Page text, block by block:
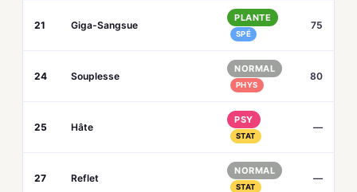
21 Giga-Sangsue
PLANTE
SPÉ
75
24 Souplesse
NORMAL
PHYS
80
25 Hâte
PSY
STAT
—
27 Reflet
NORMAL
STAT
—